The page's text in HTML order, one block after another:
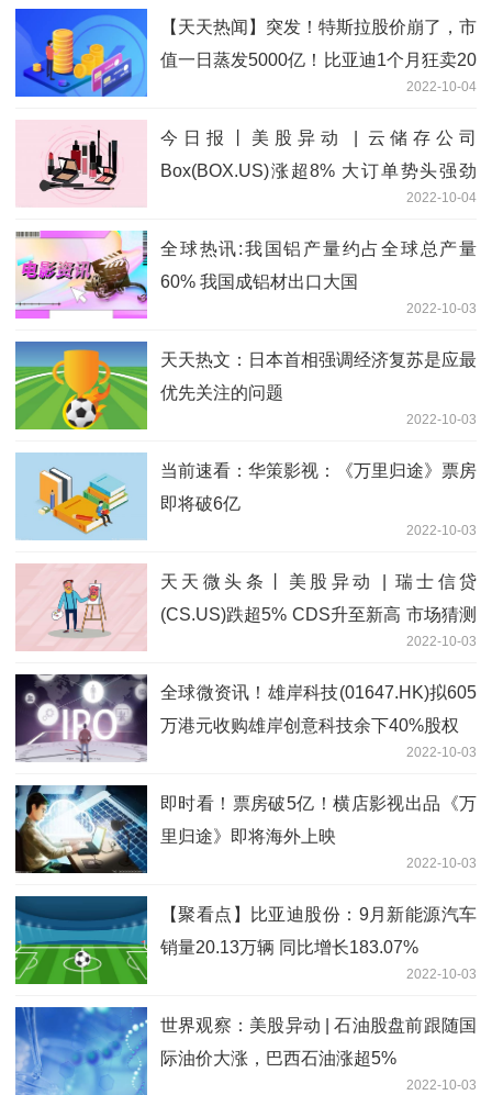
【天天热闻】突发！特斯拉股价崩了，市
值一日蒸发5000亿！比亚迪1个月狂卖20
2022-10-04
今日报丨美股异动 | 云储存公司
Box(BOX.US)涨超8% 大订单势头强劲
2022-10-04
全球热讯:我国铝产量约占全球总产量
60% 我国成铝材出口大国
2022-10-03
天天热文：日本首相强调经济复苏是应最
优先关注的问题
2022-10-03
当前速看：华策影视：《万里归途》票房
即将破6亿
2022-10-03
天天微头条丨美股异动 | 瑞士信贷
(CS.US)跌超5% CDS升至新高 市场猜测
2022-10-03
全球微资讯！雄岸科技(01647.HK)拟605
万港元收购雄岸创意科技余下40%股权
2022-10-03
即时看！票房破5亿！横店影视出品《万
里归途》即将海外上映
2022-10-03
【聚看点】比亚迪股份：9月新能源汽车
销量20.13万辆 同比增长183.07%
2022-10-03
世界观察：美股异动 | 石油股盘前跟随国
际油价大涨，巴西石油涨超5%
2022-10-03